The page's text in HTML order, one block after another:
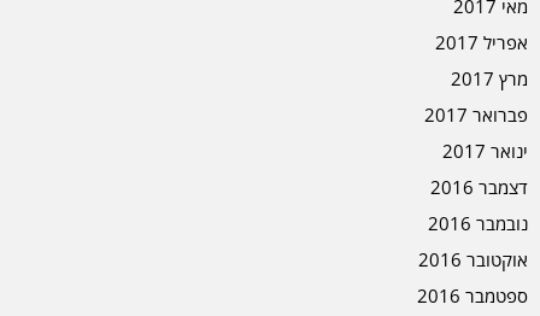
מאי 2017
אפריל 2017
מרץ 2017
פברואר 2017
ינואר 2017
דצמבר 2016
נובמבר 2016
אוקטובר 2016
ספטמבר 2016